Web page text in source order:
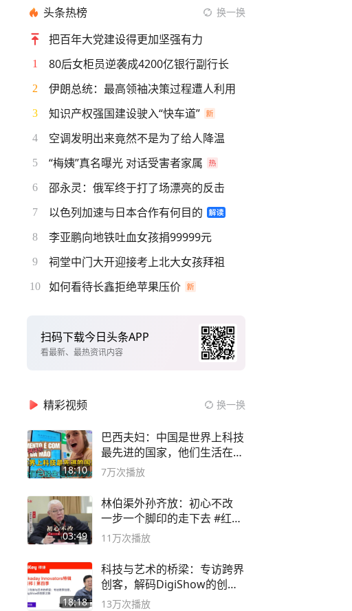
头条热榜 换一换
把百年大党建设得更加坚强有力
1 80后女柜员逆袭成4200亿银行副行长
2 伊朗总统：最高领袖决策过程遭人利用
3 知识产权强国建设驶入“快车道”
4 空调发明出来竟然不是为了给人降温
5 “梅姨”真名曝光 对话受害者家属
6 邵永灵：俄军终于打了场漂亮的反击
7 以色列加速与日本合作有何目的
8 李亚鹏向地铁吐血女孩捐99999元
9 祠堂中门大开迎接考上北大女孩拜祖
10 如何看待长鑫拒绝苹果压价
扫码下载今日头条APP
看最新、最热资讯内容
精彩视频 换一换
18:10
巴西夫妇：中国是世界上科技
最先进的国家，他们生活在
2999年
7万次播放
03:49
林伯渠外孙齐放：初心不改
一步一个脚印的走下去 #红船
论坛
11万次播放
18:18
科技与艺术的桥梁：专访跨界
创客，解码DigiShow的创新
之路
13万次播放